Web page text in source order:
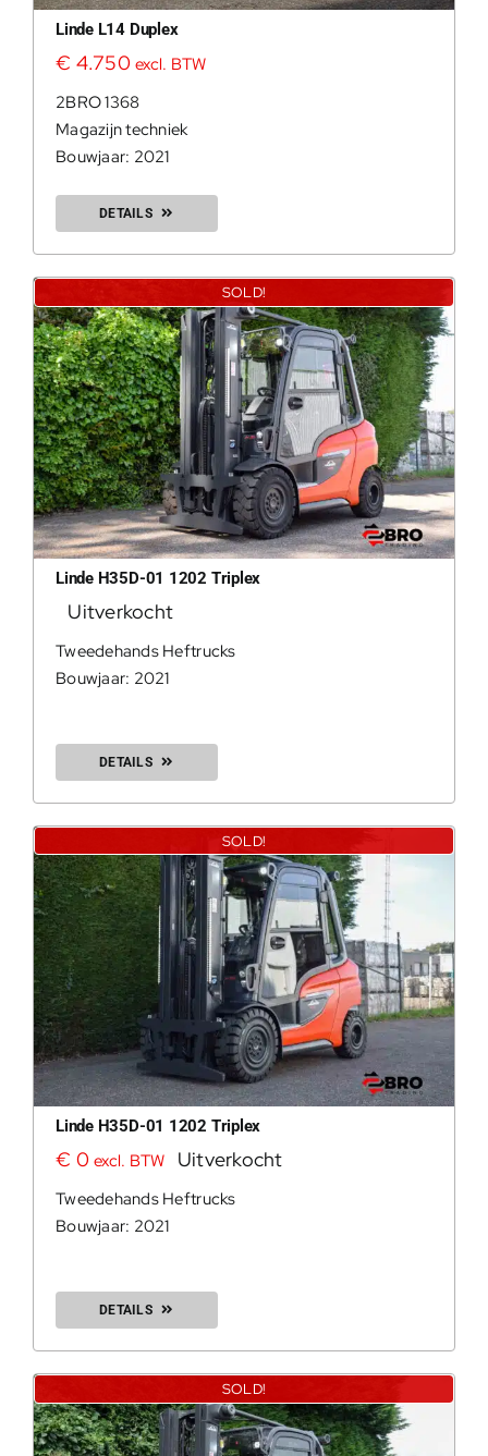
Linde L14 Duplex
€ 4.750 excl. BTW
2BRO 1368
Magazijn techniek
Bouwjaar: 2021
DETAILS
SOLD!
Linde H35D-01 1202 Triplex
Uitverkocht
Tweedehands Heftrucks
Bouwjaar: 2021
DETAILS
SOLD!
Linde H35D-01 1202 Triplex
€ 0 excl. BTW Uitverkocht
Tweedehands Heftrucks
Bouwjaar: 2021
DETAILS
SOLD!
200Kg =
200Kg